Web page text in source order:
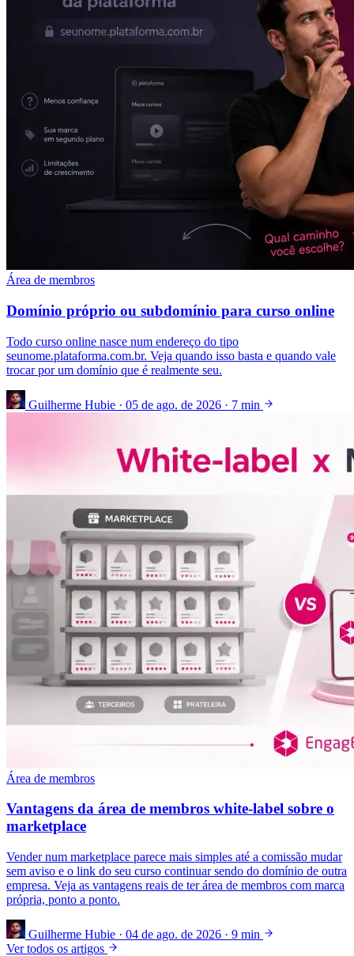
Área de membros
Domínio próprio ou subdomínio para curso online
Todo curso online nasce num endereço do tipo
seunome.plataforma.com.br. Veja quando isso basta e quando vale
trocar por um domínio que é realmente seu.
Guilherme Hubie · 05 de ago. de 2026 · 7 min
Área de membros
Vantagens da área de membros white-label sobre o
marketplace
Vender num marketplace parece mais simples até a comissão mudar
sem aviso e o link do seu curso continuar sendo do domínio de outra
empresa. Veja as vantagens reais de ter área de membros com marca
própria, ponto a ponto.
Guilherme Hubie · 04 de ago. de 2026 · 9 min
Ver todos os artigos